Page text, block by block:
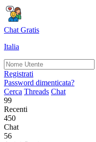
Chat Gratis
Italia
Registrati
Password dimenticata?
Cerca Threads Chat
99
Recenti
450
Chat
56